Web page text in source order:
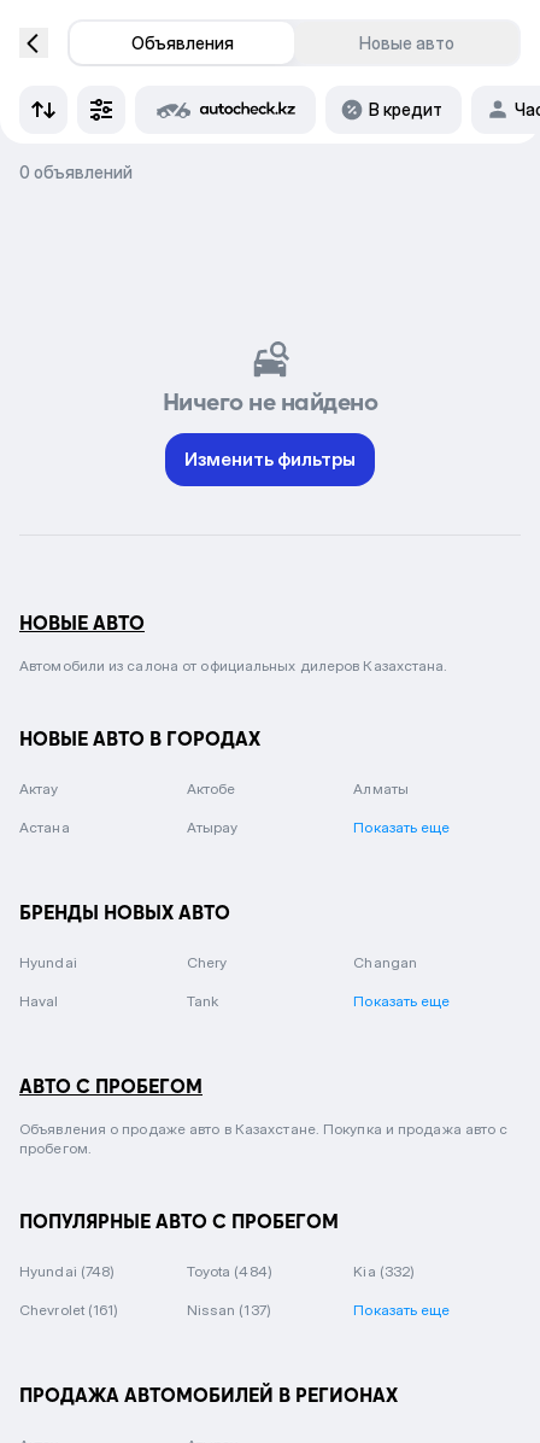
Объявления Новые авто
В кредит
0 объявлений
Ничего не найдено
Изменить фильтры
НОВЫЕ АВТО
Автомобили из салона от официальных дилеров Казахстана.
НОВЫЕ АВТО В ГОРОДАХ
Актау Актобе Алматы
Астана Атырау Показать еще
БРЕНДЫ НОВЫХ АВТО
Hyundai Chery Changan
Haval Tank Показать еще
АВТО С ПРОБЕГОМ
Объявления о продаже авто в Казахстане. Покупка и продажа авто с
пробегом.
ПОПУЛЯРНЫЕ АВТО С ПРОБЕГОМ
Hyundai (748) Toyota (484) Kia (332)
Chevrolet (161) Nissan (137) Показать еще
ПРОДАЖА АВТОМОБИЛЕЙ В РЕГИОНАХ